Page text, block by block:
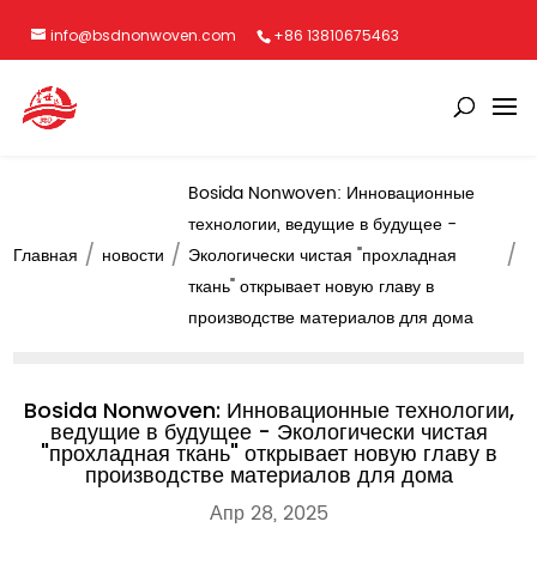
info@bsdnonwoven.com +86 13810675463
Главная новости
Bosida Nonwoven: Инновационные
технологии, ведущие в будущее -
Экологически чистая "прохладная
ткань" открывает новую главу в
производстве материалов для дома
Bosida Nonwoven: Инновационные технологии,
ведущие в будущее - Экологически чистая
"прохладная ткань" открывает новую главу в
производстве материалов для дома
Апр 28, 2025